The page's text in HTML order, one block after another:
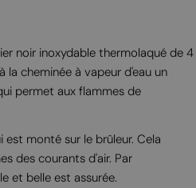
noir inoxydable thermolaqué de 4
la cheminée à vapeur d'eau un
permet aux flammes de
est monté sur le brûleur. Cela
des courants d'air. Par
et belle est assurée.